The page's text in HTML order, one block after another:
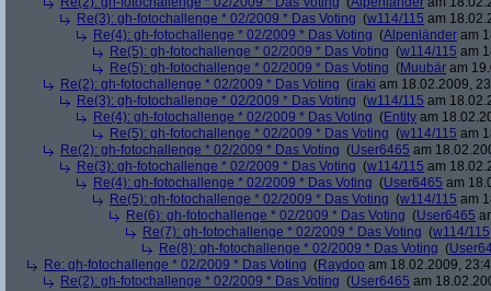
Re(3): gh-fotochallenge * 02/2009 * Das Voting (w114/115 am
Re(4): gh-fotochallenge * 02/2009 * Das Voting (Alpenländer am
Re(5): gh-fotochallenge * 02/2009 * Das Voting (w114/115 am
Re(5): gh-fotochallenge * 02/2009 * Das Voting (Muubär am
Re(2): gh-fotochallenge * 02/2009 * Das Voting (iraki am 18.02.2009,
Re(3): gh-fotochallenge * 02/2009 * Das Voting (w114/115 am
Re(4): gh-fotochallenge * 02/2009 * Das Voting (Entity am
Re(5): gh-fotochallenge * 02/2009 * Das Voting (w114/115 am
Re(2): gh-fotochallenge * 02/2009 * Das Voting (User6465 am
Re(3): gh-fotochallenge * 02/2009 * Das Voting (w114/115 am
Re(4): gh-fotochallenge * 02/2009 * Das Voting (User6465 am
Re(5): gh-fotochallenge * 02/2009 * Das Voting (w114/115 am
Re(6): gh-fotochallenge * 02/2009 * Das Voting (User6465
Re(7): gh-fotochallenge * 02/2009 * Das Voting (w114/115
Re(8): gh-fotochallenge * 02/2009 * Das Voting (
Re: gh-fotochallenge * 02/2009 * Das Voting (Raydoo am 18.02.2009,
Re(2): gh-fotochallenge * 02/2009 * Das Voting (User6465 am